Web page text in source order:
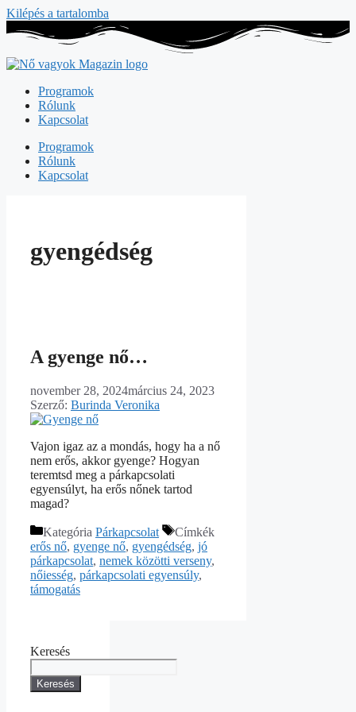
Kilépés a tartalomba
Programok
Rólunk
Kapcsolat
Programok
Rólunk
Kapcsolat
gyengédség
A gyenge nő…
november 28, 2024március 24, 2023
Szerző: Burinda Veronika
Vajon igaz az a mondás, hogy ha a nő
nem erős, akkor gyenge? Hogyan
teremtsd meg a párkapcsolati
egyensúlyt, ha erős nőnek tartod
magad?
Kategória Párkapcsolat
Címkék
erős nő, gyenge nő, gyengédség, jó
párkapcsolat, nemek közötti verseny,
nőiesség, párkapcsolati egyensúly,
támogatás
Keresés
Keresés